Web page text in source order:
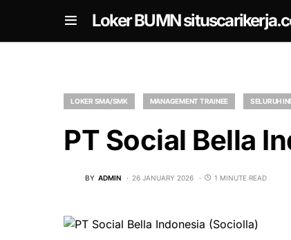
Loker BUMN
LOKER SMA/SMK MANAGEMENT TRAINEE SELURUH
PT Social Bella
BY ADMIN 26 JANUARY 2026 1 MINUTE READ